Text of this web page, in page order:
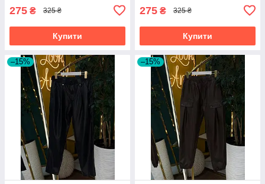
275 ₴ 325 ₴
Купити
275 ₴ 325 ₴
Купити
–15% –15%